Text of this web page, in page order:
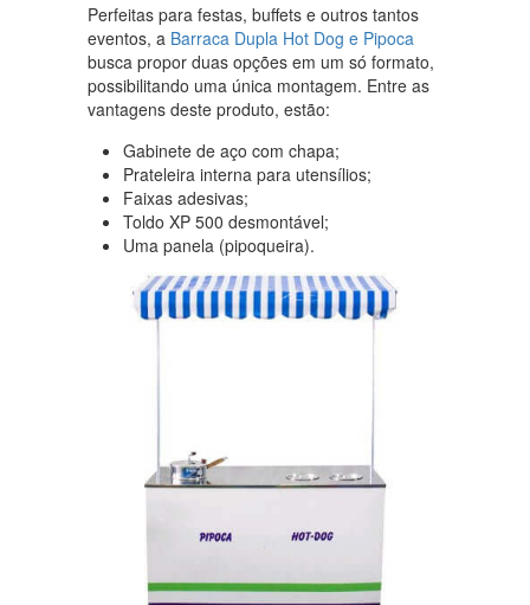
Perfeitas para festas, buffets e outros tantos
eventos, a Barraca Dupla Hot Dog e Pipoca
busca propor duas opções em um só formato,
possibilitando uma única montagem. Entre as
vantagens deste produto, estão:
Gabinete de aço com chapa;
Prateleira interna para utensílios;
Faixas adesivas;
Toldo XP 500 desmontável;
Uma panela (pipoqueira).